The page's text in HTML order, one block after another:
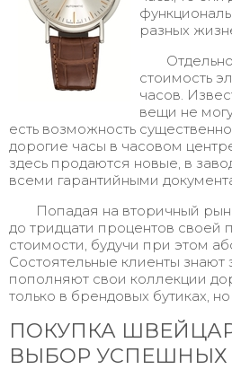
разных
стоимость
часов.
вещи не
есть возможность
дорогие часы в часовом
здесь продаются новые, в
всеми гарантийными
Попадая на вторичный
до тридцати процентов своей
стоимости, будучи при этом
Состоятельные клиенты знают
пополняют свои коллекции
только в брендовых бутиках,
ПОКУПКА
ВЫБОР